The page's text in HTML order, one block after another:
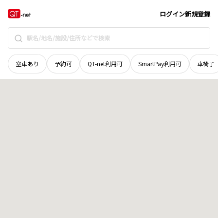
ログイン新規登録
空車あり 予約可 QT-net利用可 SmartPay利用可 車椅子
群馬県